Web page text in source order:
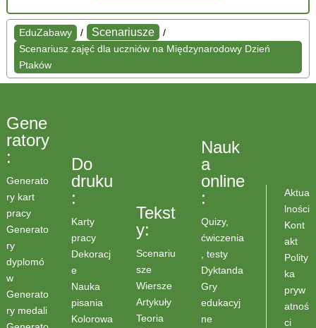
EduZabawy / Scenariusze
/
Scenariusz zajęć dla uczniów na Międzynarodowy Dzień
Ptaków
Gene
ratory
:
Generato
ry kart
pracy
Generato
ry
dyplomó
w
Generato
ry medali
Do
druku
:
Karty
pracy
Dekoracj
e
Nauka
pisania
Kolorowa
Tekst
y:
Scenariu
sze
Wiersze
Artykuły
Teoria
Nauk
a
online
:
Quizy,
ćwiczenia
, testy
Dyktanda
Gry
edukacyj
ne
Aktua
lności
Kont
akt
Polity
ka
pryw
atnoś
ci